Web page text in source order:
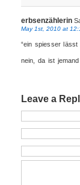
erbsenzählerin
May 1st, 2010 at
“ein spiesser
nein, da ist
Leave a